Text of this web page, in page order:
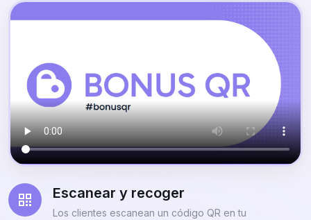
Escanear y recoger
Los clientes escanean un código QR en tu